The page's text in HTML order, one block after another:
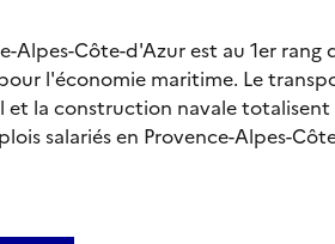
Alpes-Côte-d'Azur est au 1er rang
l'économie maritime. Le
et la construction navale totalisent
salariés en Provence-Alpes-